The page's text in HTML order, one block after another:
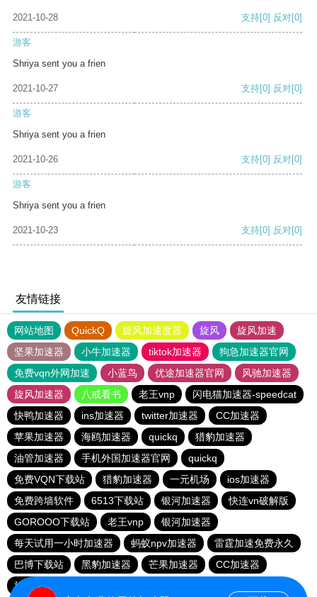
2021-10-28 支持[0] 反对[0]
游客
Shriya sent you a frien
2021-10-27 支持[0] 反对[0]
游客
Shriya sent you a frien
2021-10-26 支持[0] 反对[0]
游客
Shriya sent you a frien
2021-10-23 支持[0] 反对[0]
友情链接
网站地图 QuickQ 旋风加速度器 旋风
旋风加速
坚果加速器
小牛加速器 tiktok加速器
狗急加速器官网
免费vqn外网加速
小蓝鸟 优途加速器官网
风驰加速器
旋风加速器
八戒看书 老王vnp
闪电猫加速器-speedcat
快鸭加速器
ins加速器 twitter加速器
CC加速器
苹果加速器
海鸥加速器 quickq
猎豹加速器
油管加速器
手机外国加速器官网
quickq
免费VQN下载站
猎豹加速器 一元机场
ios加速器
免费跨墙软件
6513下载站 银河加速器
快连vn破解版
GOROOO下载站
老王vnp
银河加速器
每天试用一小时加速器
蚂蚁npv加速器
雷霆加速免费永久
巴博下载站
黑豹加速器 芒果加速器
CC加速器
旋风pvn加速器